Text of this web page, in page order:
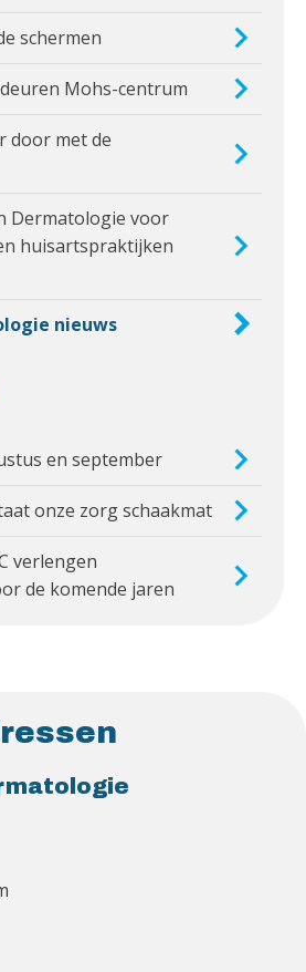
schermen
Mohs-centrum
door met de
Dermatologie voor
huisartspraktijken
nieuws
en september
onze zorg schaakmat
verlengen
de komende jaren